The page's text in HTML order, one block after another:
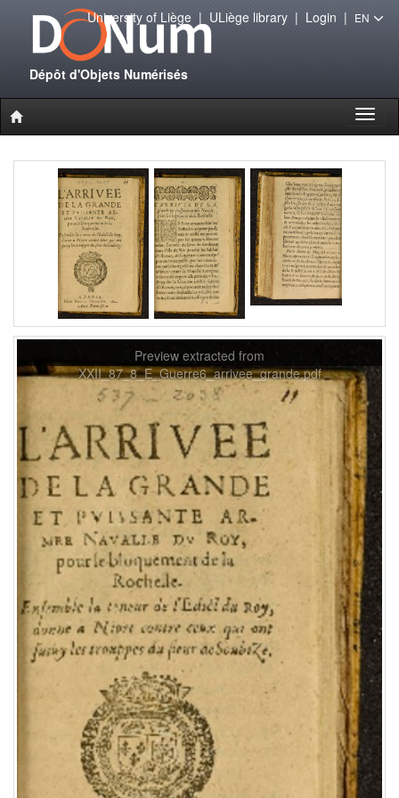
Dépôt d'Objets Numérisés
University of Liège| ULiège library| Login | EN
Preview extracted from
XXII_87_8_E_Guerre6_arrivee_grande.pdf